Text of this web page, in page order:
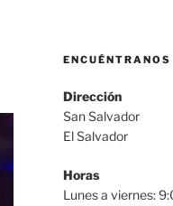
ENCUÉNTRANOS
Dirección
San Salvador
El Salvador
Horas
Lunes a viernes: